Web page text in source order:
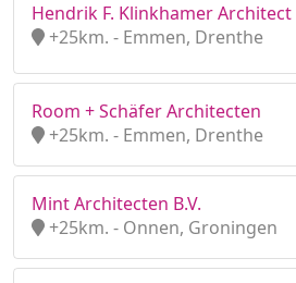
Hendrik F. Klinkhamer Architect
+25km. - Emmen, Drenthe
Room + Schäfer Architecten
+25km. - Emmen, Drenthe
Mint Architecten B.V.
+25km. - Onnen, Groningen